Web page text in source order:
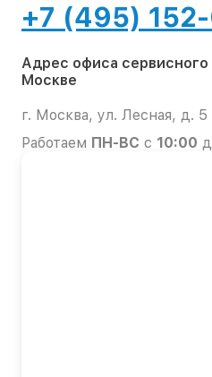
+7 (495)
Адрес офиса сервисного
Москве
г. Москва, ул. Лесная, д. 5
Работаем ПН-ВС с 10:00